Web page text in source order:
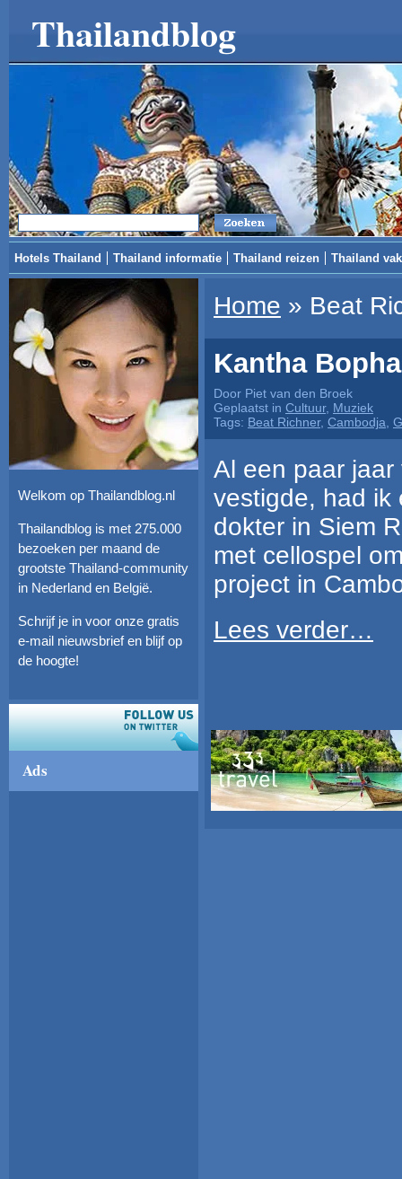
Thailandblog
Hotels Thailand Thailand informatie Thailand reizen Thailand
Welkom op Thailandblog.nl
Thailandblog is met 275.000
bezoeken per maand de
grootste Thailand-community
in Nederland en België.
Schrijf je in voor onze gratis
e-mail nieuwsbrief en blijf op
de hoogte!
Ads
Home » Beat
Kantha
Door Piet van den Broek
Geplaatst in Cultuur, Muziek
Tags: Beat Richner, Cambodja
Al een paar
vestigde, had ik
dokter in Siem
met cellospel
project in
Lees verder…